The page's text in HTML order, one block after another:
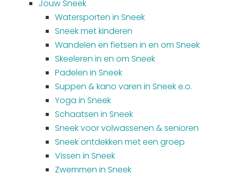
Jouw Sneek
Watersporten in Sneek
Sneek met kinderen
Wandelen en fietsen in en om Sneek
Skeeleren in en om Sneek
Padelen in Sneek
Suppen & kano varen in Sneek e.o.
Yoga in Sneek
Schaatsen in Sneek
Sneek voor volwassenen & senioren
Sneek ontdekken met een groep
Vissen in Sneek
Zwemmen in Sneek